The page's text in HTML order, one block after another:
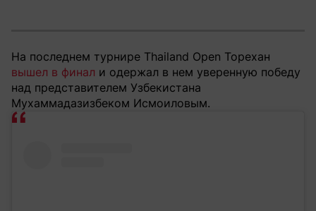
На последнем турнире Thailand Open Торехан
вышел в финал и одержал в нем уверенную победу
над представителем Узбекистана
Мухаммадазизбеком Исмоиловым.